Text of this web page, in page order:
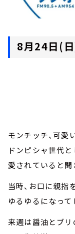
8月24日(
モンチッチ、可愛
ドンピシャ世代
愛されていると聞
当時、お口に親指
ゆるゆるになって
来週は醤油とブリ